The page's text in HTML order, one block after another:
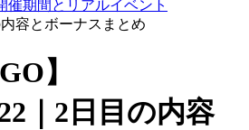
催期間とリアルイベント
容とボーナスまとめ
】
｜2日目の内容